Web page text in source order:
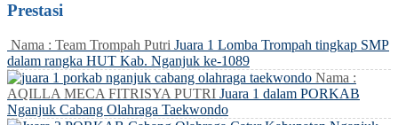
Prestasi
Nama : Team Trompah Putri Juara 1 Lomba Trompah tingkap SMP
dalam rangka HUT Kab. Nganjuk ke-1089
Nama :
AQILLA MECA FITRISYA PUTRI Juara 1 dalam PORKAB
Nganjuk Cabang Olahraga Taekwondo